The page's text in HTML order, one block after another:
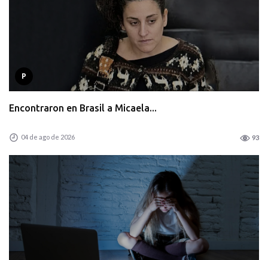
P
Encontraron en Brasil a Micaela...
04 de ago de 2026 93